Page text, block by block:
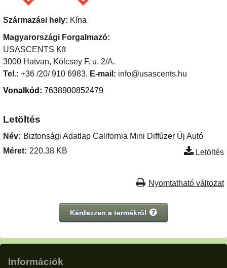
Származási hely: Kína
Magyarországi Forgalmazó:
USASCENTS Kft
3000 Hatvan, Kölcsey F. u. 2/A.
Tel.: +36 /20/ 910 6983, E-mail: info@usascents.hu
Vonalkód: 7638900852479
Letöltés
Név: Biztonsági Adatlap California Mini Diffúzer Új Autó
Méret: 220.38 KB Letöltés
Nyomtatható változat
Kérdezzen a termékről
Információk